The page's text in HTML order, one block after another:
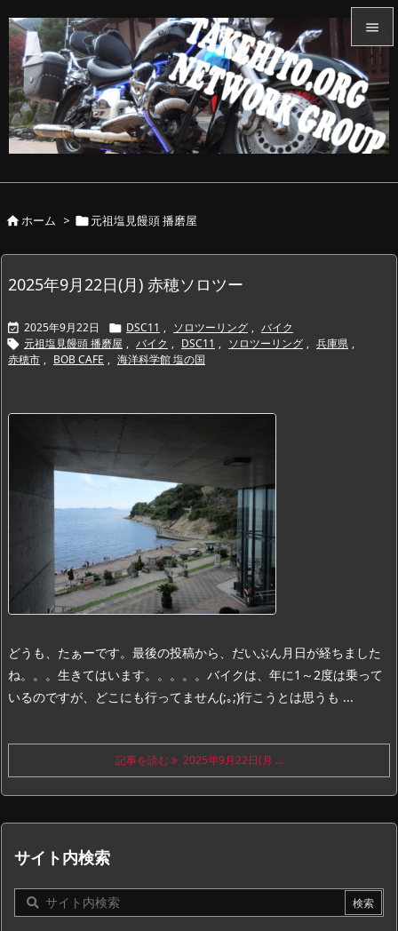


メニュ

サイド


ホーム > 元祖塩見饅頭 播磨屋
2025年9月22日(月) 赤穂ソロツー
 2025年9月22日  DSC11 , ソロツーリング , バイク
 元祖塩見饅頭 播磨屋 , バイク , DSC11 , ソロツーリング , 兵庫県 ,
赤穂市 , BOB CAFE , 海洋科学館 塩の国
どうも、たぁーです。 最後の投稿から、だいぶん月日が経ちました
ね。。。 生きてはいます。。。。。 バイクは、年に1～2度は乗って
いるのですが、どこにも行ってません(;｡;)行こうとは思うも ...
記事を読む 2025年9月22日(月 ...
サイト内検索